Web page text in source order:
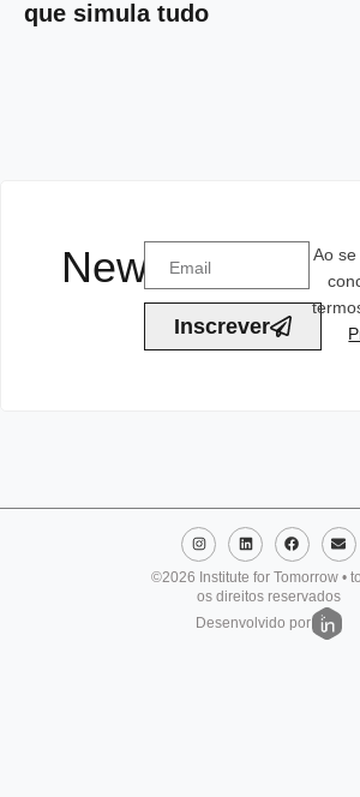
que simula tudo
Newsletter
Inscrever
Ao
©2026 Institute for Tomorrow •
os direitos reservados
Desenvolvido por